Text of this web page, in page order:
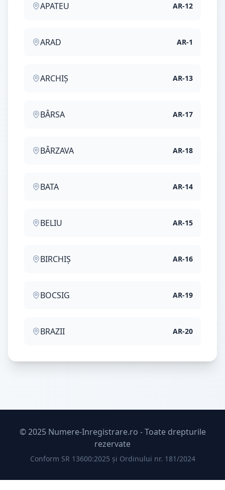
APATEU AR-12
ARAD AR-1
ARCHIȘ AR-13
BÂRSA AR-17
BÂRZAVA AR-18
BATA AR-14
BELIU AR-15
BIRCHIȘ AR-16
BOCSIG AR-19
BRAZII AR-20
© 2025 Numere-Inregistrare.ro - Toate drepturile
rezervate
Conform SR 13600:2025 și Ordinului nr. 181/2024